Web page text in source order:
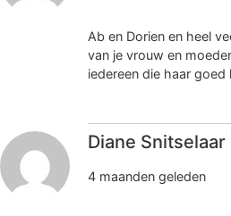
Ab en Dorien en heel
van je vrouw en
iedereen die haar goed
Diane Snitselaar
4 maanden geleden